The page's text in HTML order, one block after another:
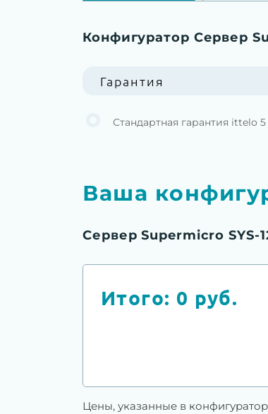
Конфигуратор Сервер
Гарантия
Стандартная гарантия ittelo
Ваша
Сервер Supermicro SYS-
Итого: 0 руб.
Цены, указанные в